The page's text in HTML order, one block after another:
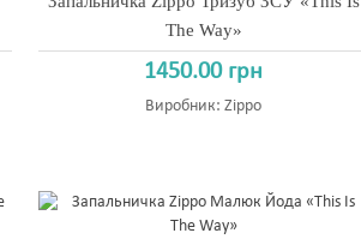
The Way»
1450.00 грн
Виробник:Zippo